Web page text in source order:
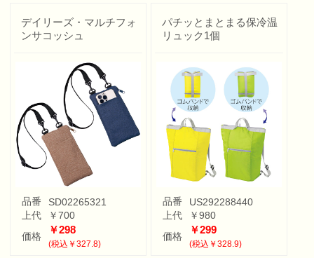
デイリーズ・マルチフォ
ンサコッシュ
品番
SD02265321
上代
￥700
価格
￥298
(税込￥327.8)
パチッとまとまる保冷温
リュック1個
品番
US292288440
上代
￥980
価格
￥299
(税込￥328.9)